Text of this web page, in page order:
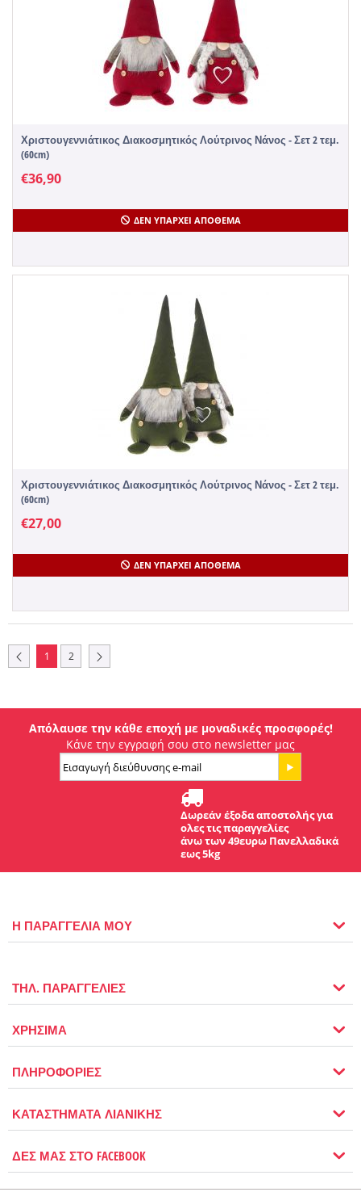
Χριστουγεννιάτικος Διακοσμητικός Λούτρινος Νάνος - Σετ 2 τεμ.
(60cm)
€36,90
ΔΕΝ ΥΠΆΡΧΕΙ ΑΠΌΘΕΜΑ
Χριστουγεννιάτικος Διακοσμητικός Λούτρινος Νάνος - Σετ 2 τεμ.
(60cm)
€27,00
ΔΕΝ ΥΠΆΡΧΕΙ ΑΠΌΘΕΜΑ
1 2
Απόλαυσε την κάθε εποχή με μοναδικές προσφορές!
Κάνε την εγγραφή σου στο newsletter μας
Δωρεάν έξοδα αποστολής για
ολες τις παραγγελίες
άνω των 49ευρω Πανελλαδικά
εως 5kg
Η ΠΑΡΑΓΓΕΛΙΑ ΜΟΥ
ΤΗΛ. ΠΑΡΑΓΓΕΛΙΕΣ
ΧΡΗΣΙΜΑ
ΠΛΗΡΟΦΟΡΙΕΣ
ΚΑΤΑΣΤΗΜΑΤΑ ΛΙΑΝΙΚΗΣ
ΔΕΣ ΜΑΣ ΣΤΟ FACEBOOK